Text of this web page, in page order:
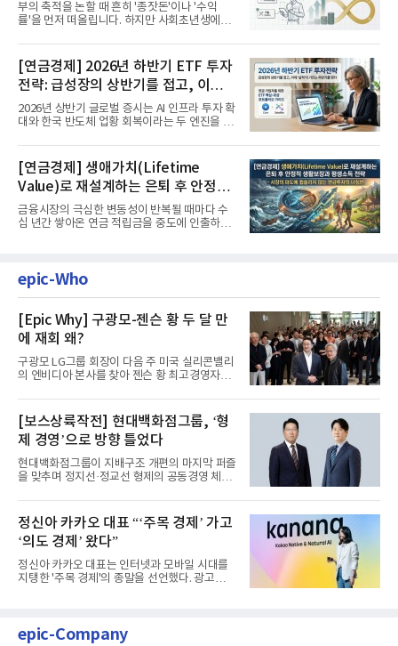
부의 축적을 논할 때 흔히 '종잣돈'이나 '수익
률'을 먼저 떠올립니다. 하지만 사회초년생에게
[연금경제] 2026년 하반기 ETF 투자
전략: 급성장의 상반기를 접고, 이제
'실적'이 가르는 하반기를 맞다
2026년 상반기 글로벌 증시는 AI 인프라 투자 확
대와 한국 반도체 업황 회복이라는 두 엔진을 달
[연금경제] 생애가치(Lifetime
Value)로 재설계하는 은퇴 후 안정적
생활보장과 평생소득 전략
금융시장의 극심한 변동성이 반복될 때마다 수
십 년간 쌓아온 연금 적립금을 중도에 인출하거
epic-Who
[Epic Why] 구광모-젠슨 황 두 달 만
에 재회 왜?
구광모 LG그룹 회장이 다음 주 미국 실리콘밸리
의 엔비디아 본사를 찾아 젠슨 황 최고경영자
[보스상륙작전] 현대백화점그룹, ‘형
제 경영’으로 방향 틀었다
현대백화점그룹이 지배구조 개편의 마지막 퍼즐
을 맞추며 정지선·정교선 형제의 공동경영 체제
정신아 카카오 대표 “‘주목 경제’ 가고
‘의도 경제’ 왔다”
정신아 카카오 대표는 인터넷과 모바일 시대를
지탱한 '주목 경제'의 종말을 선언했다. 광고를
epic-Company